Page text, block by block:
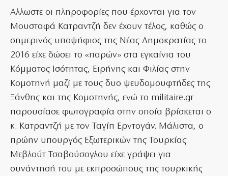
Αλλωστε οι πληροφορίες που έρχονται για τον
Μουσταφά Κατραντζή δεν έχουν τέλος, καθώς ο
σημερινός υποψήφιος της Νέας Δημοκρατίας το
2016 είχε δώσει το «παρών» στα εγκαίνια του
Κόμματος Ισότητας, Ειρήνης και Φιλίας στην
Κομοτηνή μαζί με τους δυο ψευδομουφτήδες της
Ξάνθης και της Κομοτηνής, ενώ το militaire.gr
παρουσίασε φωτογραφία στην οποία βρίσκεται ο
κ. Κατραντζή με τον Ταγίπ Ερντογάν. Μάλιστα, ο
πρώην υπουργός Εξωτερικών της Τουρκίας
Μεβλούτ Τσαβούσογλου είχε γράψει για
συνάντησή του με εκπροσώπους της τουρκικής